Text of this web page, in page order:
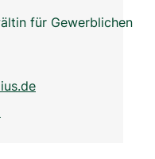
für Gewerblichen